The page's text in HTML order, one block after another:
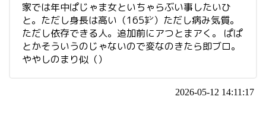
家では年中ぱじゃま女といちゃらぶい事したいひ
と。ただし身長は高い（165㌢）ただし病み気質。
ただし依存できる人。追加前にアつとまアく。 ぱぱ
とかそういうのじゃないので変なのきたら即ブロ。
ややしのまり似（）
2026-05-12 14:11:17